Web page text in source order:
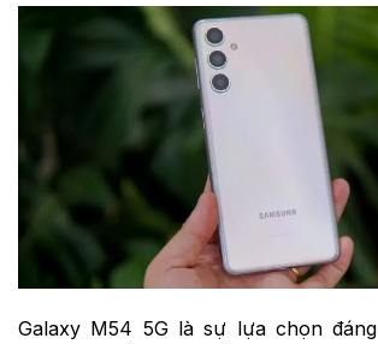
Galaxy M54 5G là sự lựa chọn